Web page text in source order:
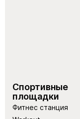
Спортивные
площадки
Фитнес станция